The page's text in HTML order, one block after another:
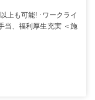
上も可能! ･ワークライ
当、福利厚生充実 ＜施